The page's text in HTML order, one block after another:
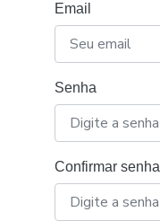
Email
Senha
Confirmar senha